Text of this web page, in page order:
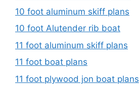
10 foot aluminum skiff plans
10 foot Alutender rib boat
11 foot aluminum skiff plans
11 foot boat plans
11 foot plywood jon boat plans